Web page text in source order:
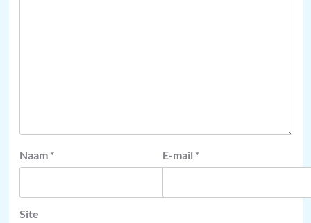
Naam * E-mail *
Site